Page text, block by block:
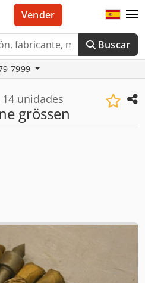
Buscar
Vender
7999
unidades
grössen